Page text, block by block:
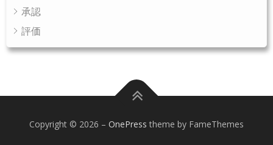
承認
評価
Copyright © 2026 – OnePress theme by FameThemes